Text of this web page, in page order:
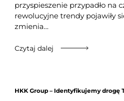
przyspieszenie przypadło na
rewolucyjne trendy pojawiły
zmienia…
Czytaj dalej
HKK Group – Identyfikujemy drogę